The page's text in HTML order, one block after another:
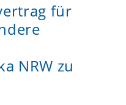
für
NRW zu